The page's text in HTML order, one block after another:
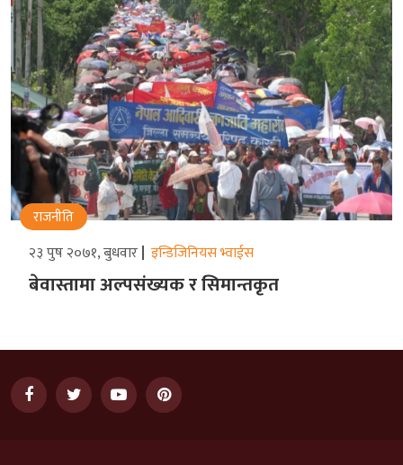
राजनीति
२३ पुष २०७१, बुधवार इन्डिजिनियस भ्वाईस
बेवास्तामा अल्पसंख्यक र सिमान्तकृत